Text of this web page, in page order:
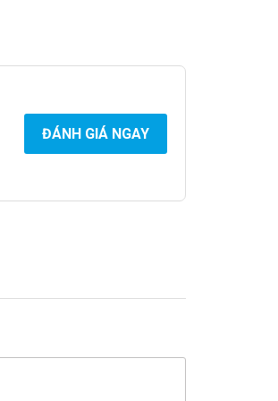
là đỉnh cao của sự kính trọng và
tình cảm, làm cho mọi người cảm
ĐÁNH GIÁ NGAY